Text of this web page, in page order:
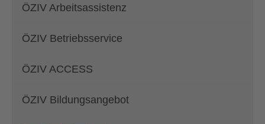
ÖZIV Arbeitsassistenz
ÖZIV Betriebsservice
ÖZIV ACCESS
ÖZIV Bildungsangebot